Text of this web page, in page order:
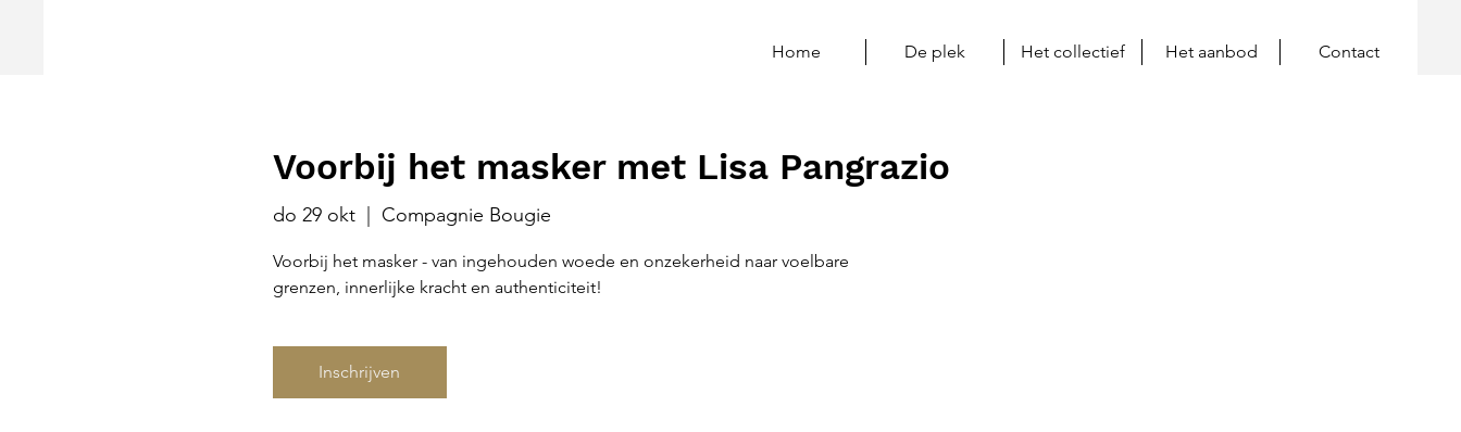
Home De plek Het collectief Het aanbod Contact
Voorbij het masker met Lisa Pangrazio
do 29 okt
  |
Compagnie Bougie
Voorbij het masker - van ingehouden woede en onzekerheid naar voelbare
grenzen, innerlijke kracht en authenticiteit!
Inschrijven